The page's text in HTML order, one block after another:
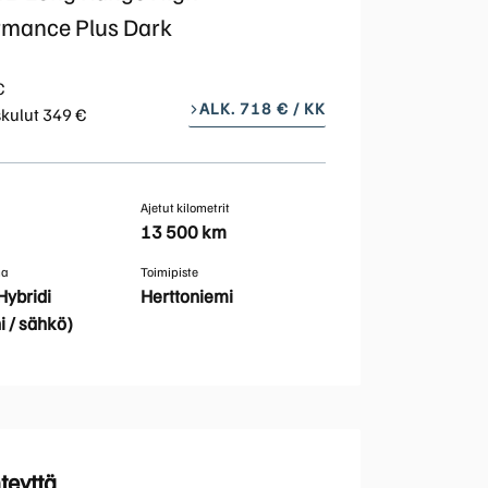
Koeajopalvelu
Volvo Huoltosopimus
Vientiautopalvelut | Bilia
Plus Dark
349 €
ALK. 718 € / KK
Ajetut kilometrit
13 500 km
/ sähkö)
Toimipiste
Herttoniemi